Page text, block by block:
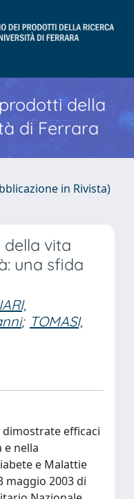
della
di Ferrara
in Rivista)
vita
una sfida
; TOMASI,
efficaci
e nella
e Malattie
maggio 2003 di